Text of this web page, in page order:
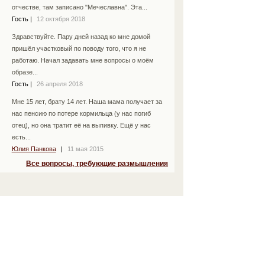
отчестве, там записано "Мечеславна". Эта...
Гость
12 октября 2018
Здравствуйте. Пару дней назад ко мне домой
пришёл участковый по поводу того, что я не
работаю. Начал задавать мне вопросы о моём
образе...
Гость
26 апреля 2018
Мне 15 лет, брату 14 лет. Наша мама получает за
нас пенсию по потере кормильца (у нас погиб
отец), но она тратит её на выпивку. Ещё у нас
есть...
Юлия Панкова
11 мая 2015
Все вопросы, требующие размышления